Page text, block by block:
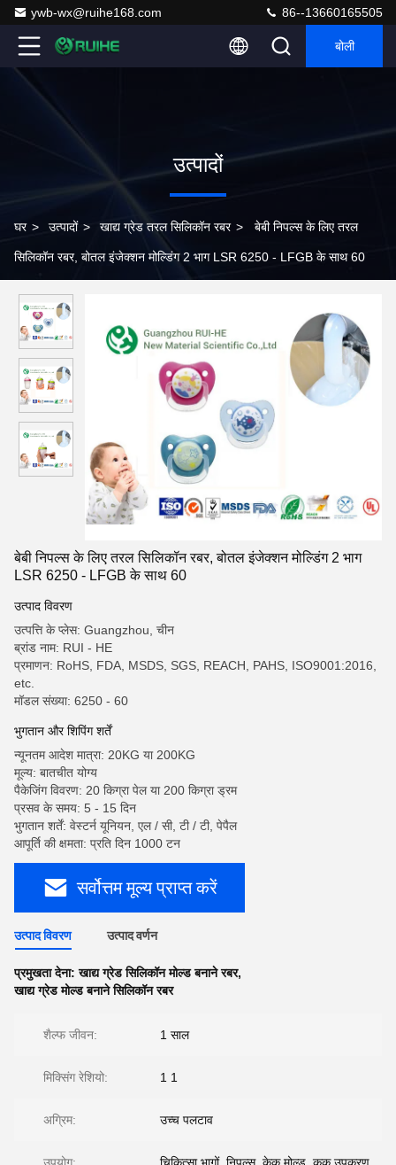
ywb-wx@ruihe168.com 86--13660165505
बोली
उत्पादों
घर > उत्पादों > खाद्य ग्रेड तरल सिलिकॉन रबर > बेबी निपल्स के लिए तरल
सिलिकॉन रबर, बोतल इंजेक्शन मोल्डिंग 2 भाग LSR 6250 - LFGB के साथ 60
बेबी निपल्स के लिए तरल सिलिकॉन रबर, बोतल इंजेक्शन मोल्डिंग 2 भाग
LSR 6250 - LFGB के साथ 60
उत्पाद विवरण
उत्पत्ति के प्लेस: Guangzhou, चीन
ब्रांड नाम: RUI - HE
प्रमाणन: RoHS, FDA, MSDS, SGS, REACH, PAHS, ISO9001:2016,
etc.
मॉडल संख्या: 6250 - 60
भुगतान और शिपिंग शर्तें
न्यूनतम आदेश मात्रा: 20KG या 200KG
मूल्य: बातचीत योग्य
पैकेजिंग विवरण: 20 किग्रा पेल या 200 किग्रा ड्रम
प्रसव के समय: 5 - 15 दिन
भुगतान शर्तें: वेस्टर्न यूनियन, एल / सी, टी / टी, पेपैल
आपूर्ति की क्षमता: प्रति दिन 1000 टन
सर्वोत्तम मूल्य प्राप्त करें
उत्पाद विवरण उत्पाद वर्णन
प्रमुखता देना:खाद्य ग्रेड सिलिकॉन मोल्ड बनाने रबर,
खाद्य ग्रेड मोल्ड बनाने सिलिकॉन रबर
शैल्फ जीवन: 1 साल
मिक्सिंग रेशियो: 1 1
अग्रिम: उच्च पलटाव